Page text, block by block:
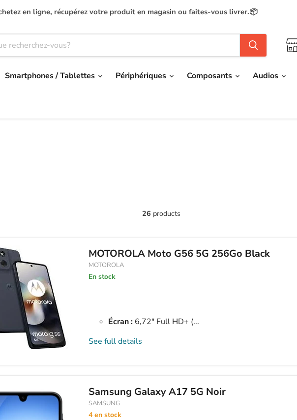
en ligne, récupérez votre produit en magasin ou faites-vous livrer.📦
Smartphones / Tablettes Périphériques Composants Audios
26 products
MOTOROLA Moto G56 5G 256Go Black
MOTOROLA
En stock
Écran :6,72″ Full HD+ (...
See full details
Samsung Galaxy A17 5G Noir
SAMSUNG
4 en stock